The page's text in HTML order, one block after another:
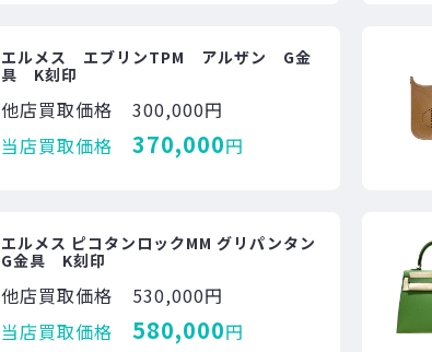
エルメス エブリンTPM アルザン G金
具 K刻印
他店買取価格
300,000円
当店買取価格
370,000円
エルメス ピコタンロックMM グリパンタン
G金具 K刻印
他店買取価格
530,000円
当店買取価格
580,000円